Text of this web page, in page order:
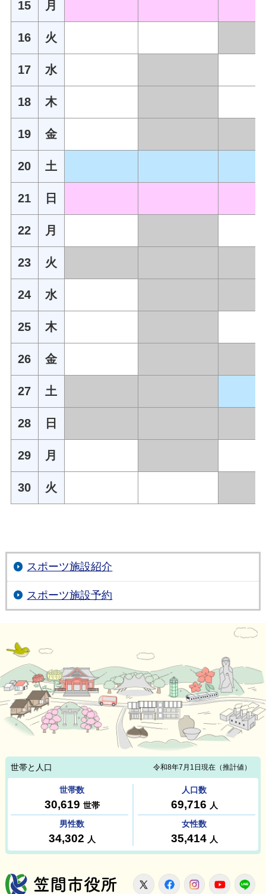
15 月
16 火
17 水
18 木
19 金
20 土
21 日
22 月
23 火
24 水
25 木
26 金
27 土
28 日
29 月
30 火
スポーツ施設紹介
スポーツ施設予約
笠間市役所
X FacebookInstagram